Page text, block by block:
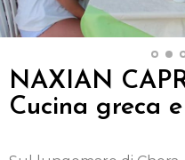
NAXIAN
Cucina greca